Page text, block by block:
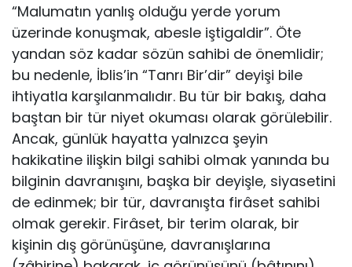
“Malumatın yanlış olduğu yerde yorum
üzerinde konuşmak, abesle iştigaldir”. Öte
yandan söz kadar sözün sahibi de önemlidir;
bu nedenle, İblis’in “Tanrı Bir’dir” deyişi bile
ihtiyatla karşılanmalıdır. Bu tür bir bakış, daha
baştan bir tür niyet okuması olarak görülebilir.
Ancak, günlük hayatta yalnızca şeyin
hakikatine ilişkin bilgi sahibi olmak yanında bu
bilginin davranışını, başka bir deyişle, siyasetini
de edinmek; bir tür, davranışta firâset sahibi
olmak gerekir. Firâset, bir terim olarak, bir
kişinin dış görünüşüne, davranışlarına